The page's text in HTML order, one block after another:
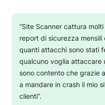
“Site Scanner cattura
report di sicurezza mensili
quanti attacchi sono stati
qualcuno voglia attaccare
sono contento che grazie
a mandare in crash il mio
clienti”.